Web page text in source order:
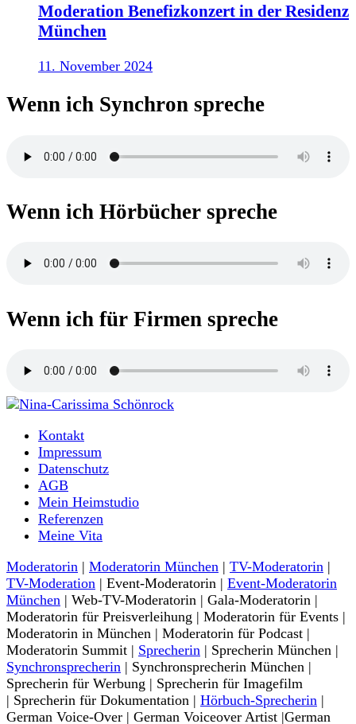
Moderation Benefizkonzert in der Residenz
München
11. November 2024
Wenn ich Synchron spreche
Wenn ich Hörbücher spreche
Wenn ich für Firmen spreche
Nina-Carissima Schönrock
Moderatorin und Sprecherin
Kontakt
Impressum
Datenschutz
AGB
Mein Heimstudio
Referenzen
Meine Vita
Moderatorin | Moderatorin München | TV-Moderatorin |
TV-Moderation | Event-Moderatorin | Event-Moderatorin
München | Web-TV-Moderatorin | Gala-Moderatorin |
Moderatorin für Preisverleihung | Moderatorin für Events |
Moderatorin in München | Moderatorin für Podcast |
Moderatorin Summit | Sprecherin | Sprecherin München |
Synchronsprecherin | Synchronsprecherin München |
Sprecherin für Werbung | Sprecherin für Imagefilm
| Sprecherin für Dokumentation | Hörbuch-Sprecherin |
German Voice-Over | German Voiceover Artist |German